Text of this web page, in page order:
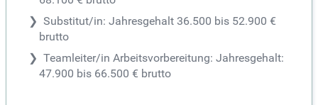
Substitut/in: Jahresgehalt 36.500 bis 52.900 €
brutto
Teamleiter/in Arbeitsvorbereitung: Jahresgehalt:
47.900 bis 66.500 € brutto